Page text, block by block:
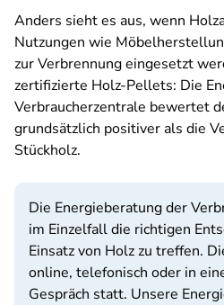
Anders sieht es aus, wenn
Nutzungen wie
zur Verbrennung eingesetzt
zertifizierte Holz-Pellets: Die
Verbraucherzentrale bewertet
grundsätzlich positiver als die
Stückholz.
Die Energieberatung der
im Einzelfall die richtigen
Einsatz von Holz zu treffen.
online, telefonisch oder in
Gespräch statt. Unsere